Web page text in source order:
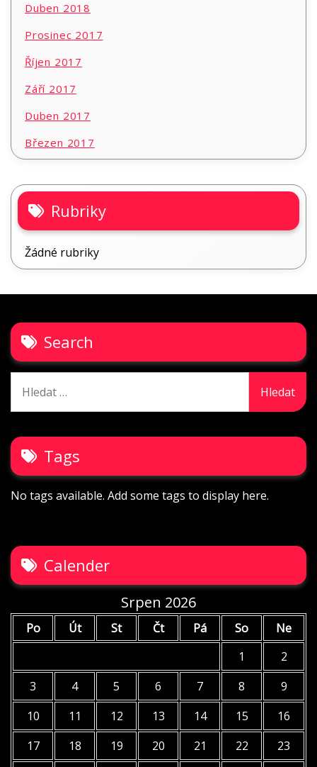
Duben 2018
Prosinec 2017
Říjen 2017
Září 2017
Duben 2017
Březen 2017
Rubriky
Žádné rubriky
Search
Tags
No tags available. Add some tags to display here.
Calender
Srpen 2026
Po Út St Čt Pá So
Ne
1
2
3
4 5 6 7 8
9
10
11 12 13 14 15
16
17
18 19 20 21 22 23